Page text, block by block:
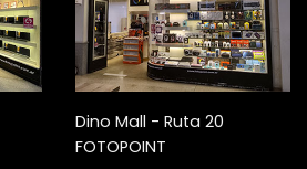
Dino Mall - Ruta 20
FOTOPOINT